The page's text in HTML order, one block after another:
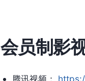
会员制影
腾讯视频：